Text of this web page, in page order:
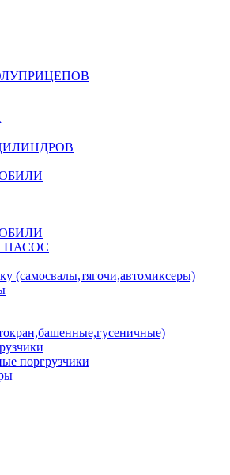
НАСОС
(самосвалы,тягочи,автомиксеры)
поргрузчики